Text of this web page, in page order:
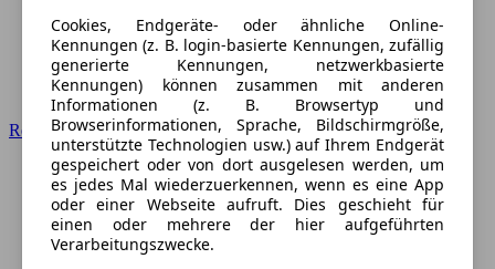
Renault
Cookies, Endgeräte- oder ähnliche Online-
Kennungen (z. B. login-basierte Kennungen, zufällig
generierte Kennungen, netzwerkbasierte
Kennungen) können zusammen mit anderen
Informationen (z. B. Browsertyp und
Browserinformationen, Sprache, Bildschirmgröße,
unterstützte Technologien usw.) auf Ihrem Endgerät
gespeichert oder von dort ausgelesen werden, um
es jedes Mal wiederzuerkennen, wenn es eine App
oder einer Webseite aufruft. Dies geschieht für
einen oder mehrere der hier aufgeführten
Verarbeitungszwecke.